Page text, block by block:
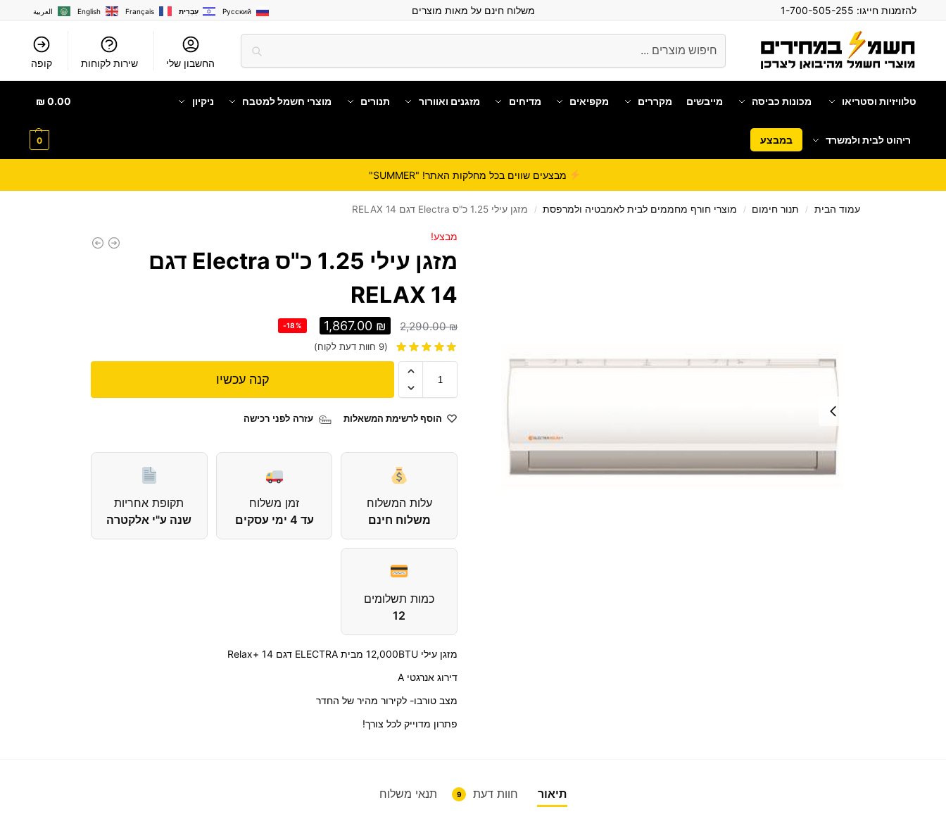
להזמנות חייגו: משלוח חינם על מאות מוצרים العربية English Français עִבְרִית Русский
החשבון שלי שירות לקוחות קופה
טלוויזיות וסטריאו מכונות כביסה מייבשים מקררים מקפיאים מדיחים מזגנים ואוורור תנורים מוצרי חשמל למטבח ניקיון
ריהוט לבית ולמשרד במבצע
0.00
₪
0
מבצעים שווים בכל מחלקות האתר! "SUMMER"
עמוד הבית / תנור חימום / מוצרי חורף מחממים לבית לאמבטיה ולמרפסת / מזגן עילי 1.25 כ"ס Electra דגם RELAX 14
מבצע!
מזגן עילי 1.25 כ"ס Electra דגם
RELAX 14
2,290.00₪
1,867.00 ₪
-18%
(
9 חוות דעת לקוח)
קנה עכשיו
הוסף לרשימת המשאלות עזרה לפני רכישה
עלות המשלוח
משלוח חינם
זמן משלוח
עד 4 ימי עסקים
תקופת אחריות
שנה ע"י אלקטרה
כמות תשלומים
12
מזגן עילי 12,000BTU מבית ELECTRA דגם Relax+ 14
דירוג אנרגטי A
מצב טורבו- לקירור מהיר של החדר
פתרון מדוייק לכל צורך!
תיאור חוות דעת 9 תנאי משלוח